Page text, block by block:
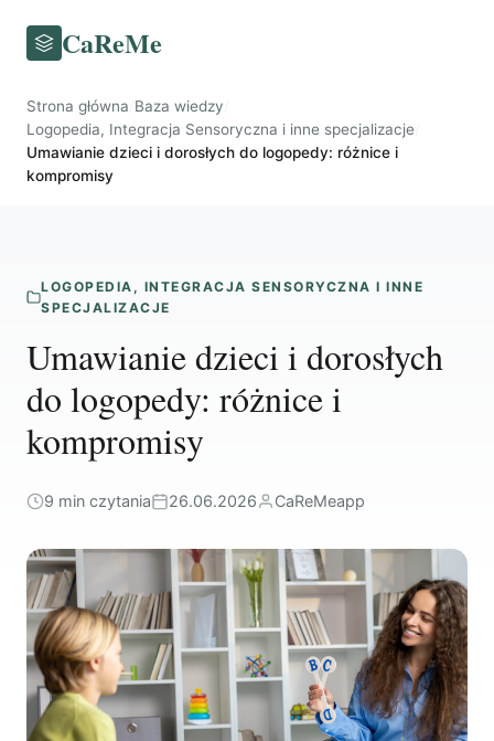
CaReMe
Strona główna Baza wiedzy
Logopedia, Integracja Sensoryczna i inne specjalizacje
Umawianie dzieci i dorosłych do logopedy: różnice i
kompromisy
LOGOPEDIA, INTEGRACJA SENSORYCZNA I INNE
SPECJALIZACJE
Umawianie dzieci i dorosłych
do logopedy: różnice i
kompromisy
9 min czytania 26.06.2026 CaReMeapp